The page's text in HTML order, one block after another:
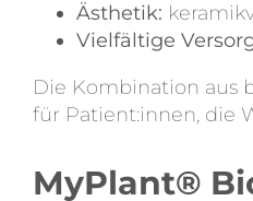
Ästhetik:
Vielfältige
Die Kombination aus
für Patient:innen, die
MyPlant®